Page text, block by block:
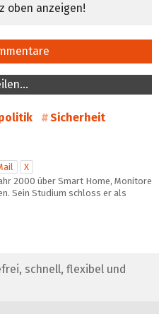
oben anzeigen!
Sicherheit
X
2000 über Smart Home, Monitore
Sein Studium schloss er als
schnell, flexibel und